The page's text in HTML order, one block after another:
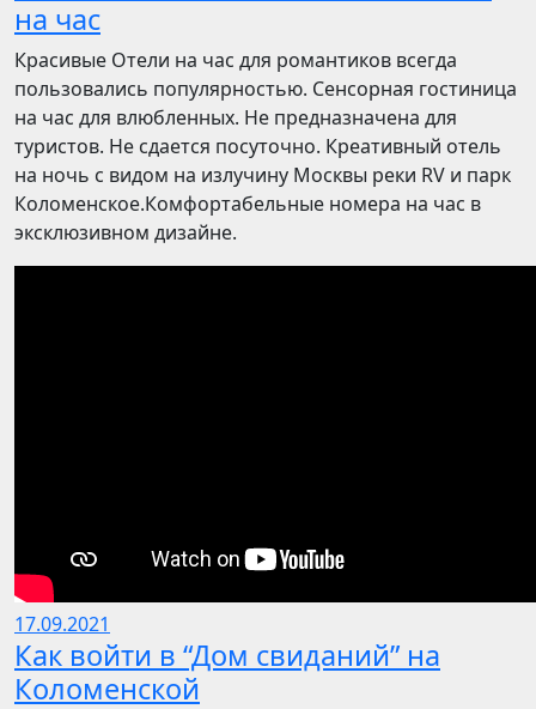
на час
Красивые Отели на час для романтиков всегда
пользовались популярностью. Сенсорная гостиница
на час для влюбленных. Не предназначена для
туристов. Не сдается посуточно. Креативный отель
на ночь с видом на излучину Москвы реки RV и парк
Коломенское.Комфортабельные номера на час в
эксклюзивном дизайне.
17.09.2021
Как войти в “Дом свиданий” на
Коломенской